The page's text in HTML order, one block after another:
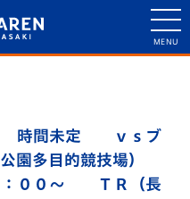
時間未定 ｖｓブ
公園多目的競技場）
０～ ＴＲ（長